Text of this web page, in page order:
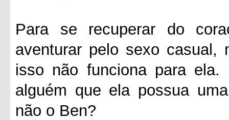
Para se recuperar do
aventurar pelo sexo casual,
isso não funciona para
alguém que ela possua
não o Ben?